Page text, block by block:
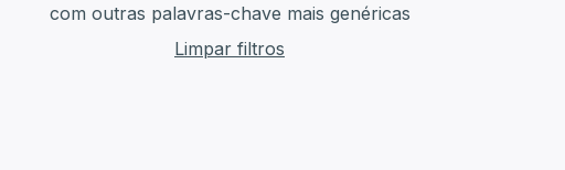
com outras palavras-chave mais genéricas
Limpar filtros